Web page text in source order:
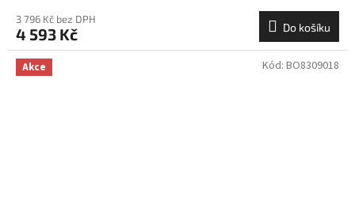
3 796 Kč bez DPH
4 593 Kč Do košíku
Akce Kód: BO8309018